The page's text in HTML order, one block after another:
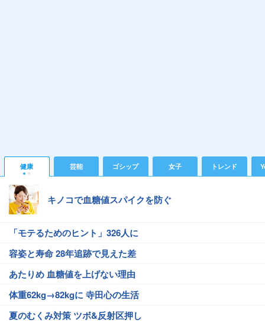
健康 芸能 ゴシップ 女子 トレンド
キノコで血糖値スパイクを防ぐ
「モテるためのヒント」326人に
容姿と寿命 28年追跡で見えた差
あたりめ 血糖値を上げない理由
体重62kg→82kgに 寺田心の生活
夏のむくみ対策 ツボ&反射区押し